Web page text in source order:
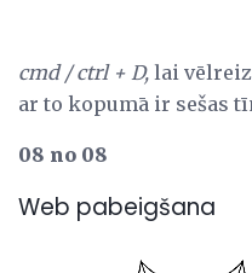
cmd / ctrl + D, lai
ar to kopumā ir sešas
08 no 08
Web pabeigšana